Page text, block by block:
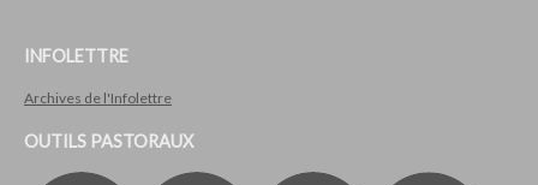
INFOLETTRE
Archives de l'Infolettre
OUTILS PASTORAUX